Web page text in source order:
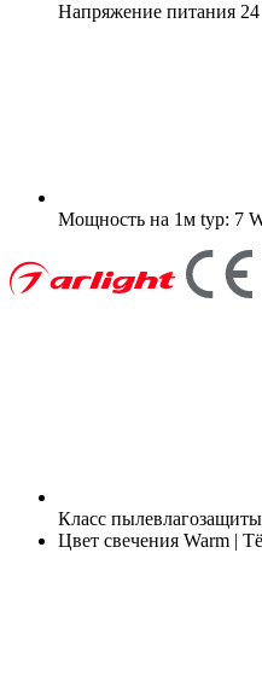
Напряжение питания
Мощность на 1м typ: 7
Класс пылевлагозащиты
Цвет свечения Warm |